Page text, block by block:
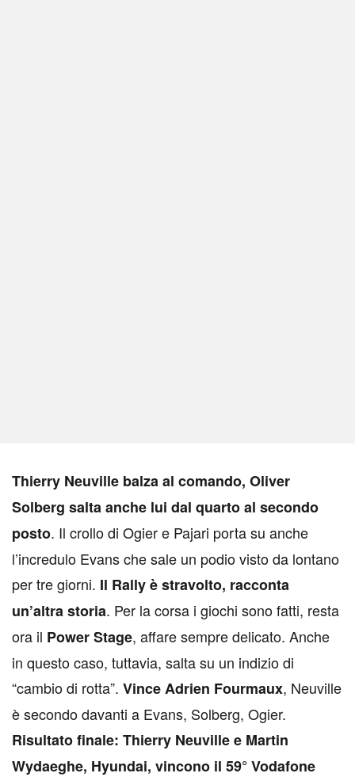
Thierry Neuville balza al comando, Oliver
Solberg salta anche lui dal quarto al secondo
posto. Il crollo di Ogier e Pajari porta su anche
l’incredulo Evans che sale un podio visto da lontano
per tre giorni. Il Rally è stravolto, racconta
un’altra storia. Per la corsa i giochi sono fatti, resta
ora il Power Stage, affare sempre delicato. Anche
in questo caso, tuttavia, salta su un indizio di
“cambio di rotta”. Vince Adrien Fourmaux, Neuville
è secondo davanti a Evans, Solberg, Ogier.
Risultato finale: Thierry Neuville e Martin
Wydaeghe, Hyundai, vincono il 59° Vodafone